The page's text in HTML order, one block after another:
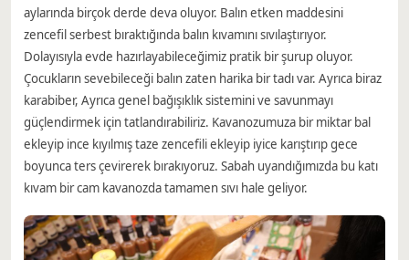
aylarında birçok derde deva oluyor. Balın etken maddesini
zencefil serbest bıraktığında balın kıvamını sıvılaştırıyor.
Dolayısıyla evde hazırlayabileceğimiz pratik bir şurup oluyor.
Çocukların sevebileceği balın zaten harika bir tadı var. Ayrıca biraz
karabiber, Ayrıca genel bağışıklık sistemini ve savunmayı
güçlendirmek için tatlandırabiliriz. Kavanozumuza bir miktar bal
ekleyip ince kıyılmış taze zencefili ekleyip iyice karıştırıp gece
boyunca ters çevirerek bırakıyoruz. Sabah uyandığımızda bu katı
kıvam bir cam kavanozda tamamen sıvı hale geliyor.